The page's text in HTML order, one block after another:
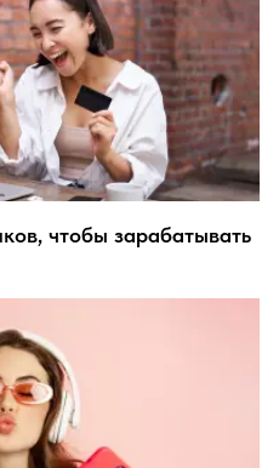
чтобы зарабатывать